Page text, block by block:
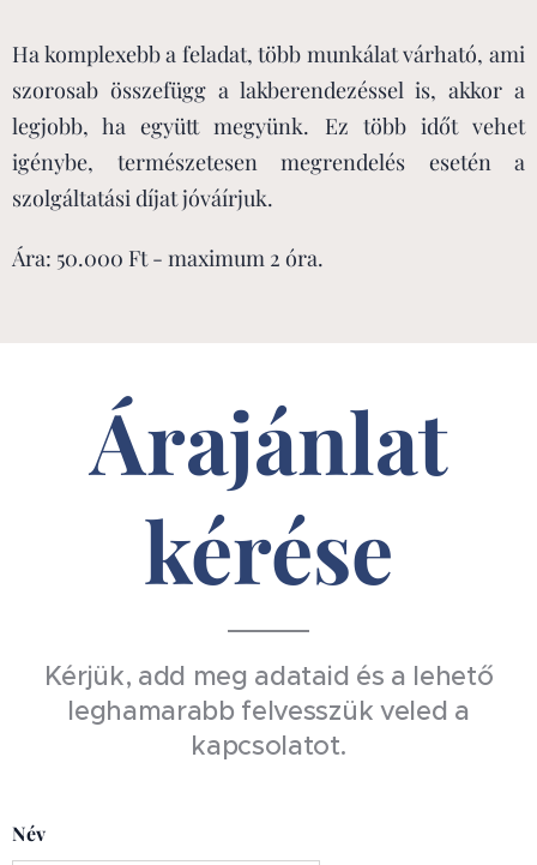
Ha komplexebb a feladat, több munkálat várható, ami
szorosab összefügg a lakberendezéssel is, akkor a
legjobb, ha együtt megyünk. Ez több időt vehet
igénybe, természetesen megrendelés esetén a
szolgáltatási díjat jóváírjuk.
Ára: 50.000 Ft - maximum 2 óra.
Árajánlat
kérése
Kérjük, add meg adataid és a lehető
leghamarabb felvesszük veled a
kapcsolatot.
Név